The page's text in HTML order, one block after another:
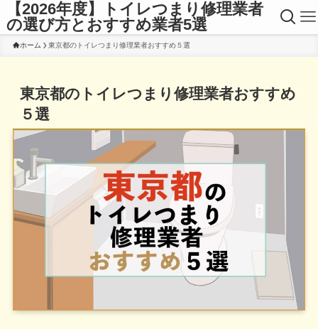
【2026年度】トイレつまり修理業者
の選び方とおすすめ業者5選
ホーム 東京都のトイレつまり修理業者おすすめ５選
東京都のトイレつまり修理業者おすすめ
５選